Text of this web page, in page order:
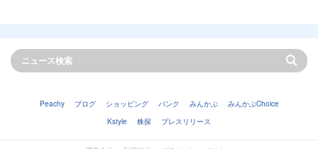
Peachy ブログ ショッピング バンク みんかぶ
みんかぶChoice
Kstyle
株探 プレスリリース